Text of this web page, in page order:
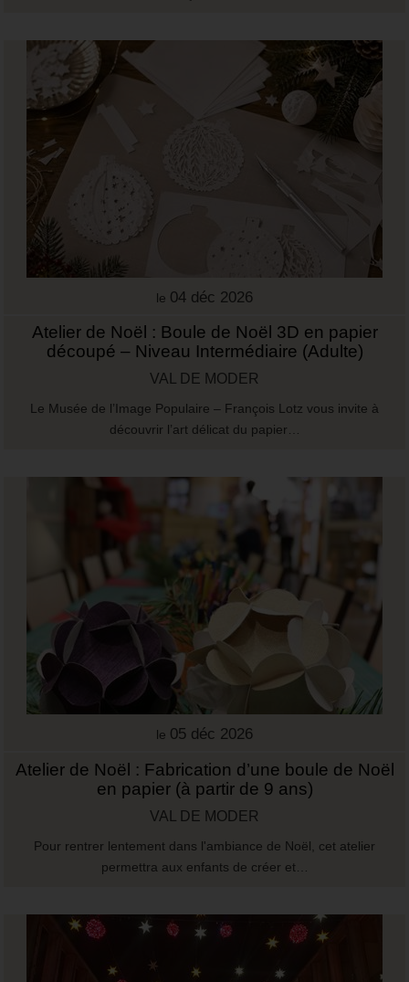
le 04 déc 2026
Atelier de Noël : Boule de Noël 3D en papier
découpé – Niveau Intermédiaire (Adulte)
VAL DE MODER
Le Musée de l’Image Populaire – François Lotz vous invite à
découvrir l’art délicat du papier…
le 05 déc 2026
Atelier de Noël : Fabrication d’une boule de Noël
en papier (à partir de 9 ans)
VAL DE MODER
Pour rentrer lentement dans l'ambiance de Noël, cet atelier
permettra aux enfants de créer et…